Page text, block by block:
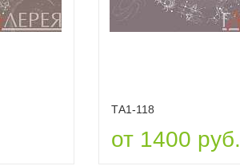
ТА1-118
от 1400 руб.